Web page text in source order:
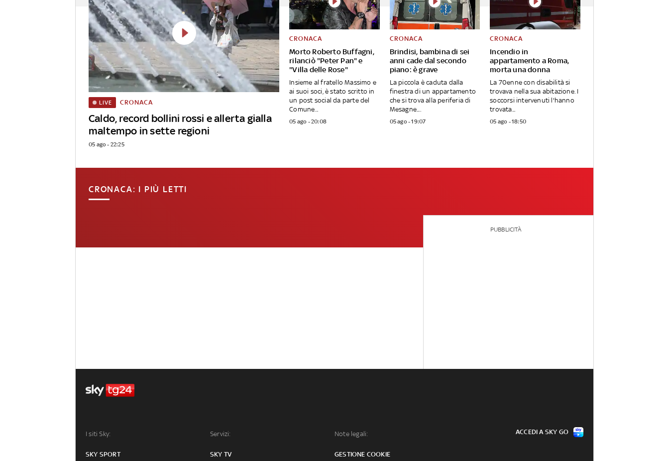
Caldo, record bollini rossi e allerta gialla
maltempo in sette regioni
LIVE CRONACA
05 ago - 22:25
Morto Roberto Buffagni,
rilanciò "Peter Pan" e
"Villa delle Rose"
CRONACA
Insieme al fratello Massimo e
ai suoi soci, è stato scritto in
un post social da parte del
Comune...
05 ago - 20:08
Brindisi, bambina di sei
anni cade dal secondo
piano: è grave
CRONACA
La piccola è caduta dalla
finestra di un appartamento
che si trova alla periferia di
Mesagne....
05 ago - 19:07
Incendio in
appartamento a Roma,
morta una donna
CRONACA
La 70enne con disabilità si
trovava nella sua abitazione. I
soccorsi intervenuti l'hanno
trovata...
05 ago - 18:50
CRONACA: I PIÙ LETTI
PUBBLICITÀ
I siti Sky:
SKY SPORT
Servizi:
SKY TV
Note legali:
GESTIONE COOKIE
ACCEDI A SKY GO